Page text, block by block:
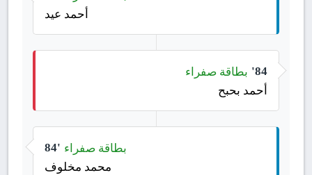
أحمد عيد
84' بطاقة صفراء
أحمد بحبح
84' بطاقة صفراء
محمد مخلوف